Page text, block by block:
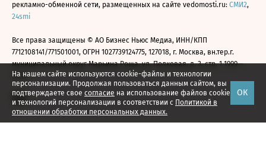
На нашем сайте используются cookie-файлы и технологии
персонализации. Продолжая пользоваться данным сайтом, вы
подтверждаете свое согласие на использование файлов cookie
и технологий персонализации в соответствии с Политикой в
отношении обработки персональных данных.
ОК
рекламно-обменной сети, размещенных на сайте vedomosti.ru: СМИ2,
24smi
Все права защищены © АО Бизнес Ньюс Медиа, ИНН/КПП
7712108141/771501001, ОГРН 1027739124775, 127018, г. Москва, вн.тер.г.
муниципальный округ Марьина Роща, ул. Полковая, д. 3, стр. 1 1999—
2026